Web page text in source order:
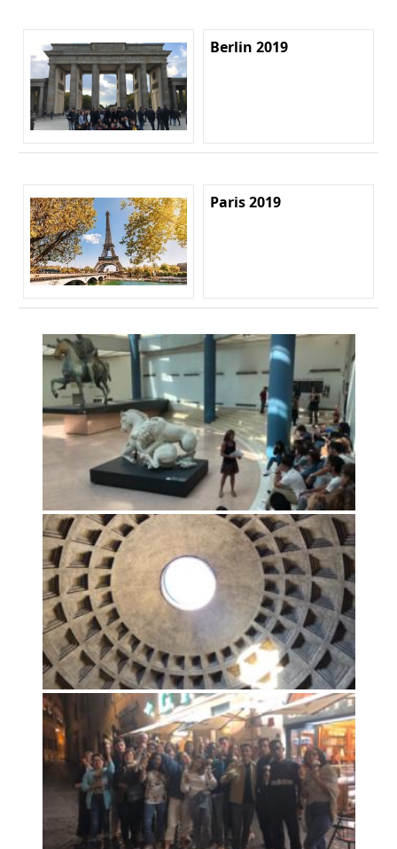
Berlin 2019
Paris 2019